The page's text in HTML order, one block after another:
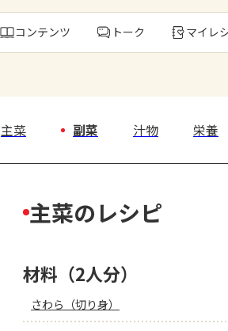
コンテンツ トーク マイレ
主菜 副菜 汁物 栄養
主菜のレシピ
材料（2人分）
さわら（切り身）